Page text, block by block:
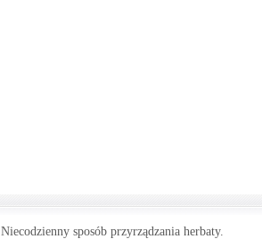
Niecodzienny sposób przyrządzania herbaty.